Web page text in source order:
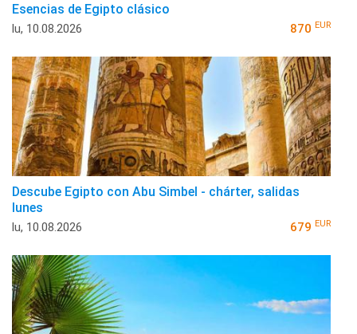
Esencias de Egipto clásico
lu, 10.08.2026 870 EUR
Descube Egipto con Abu Simbel - chárter, salidas
lunes
lu, 10.08.2026 679 EUR